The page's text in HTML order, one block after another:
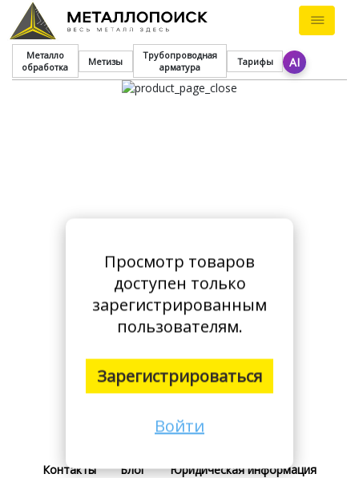
Металло
обработка
Метизы
Трубопроводная
арматура
Тарифы AI
Просмотр товаров
доступен только
зарегистрированным
пользователям.
Зарегистрироваться
Войти
Тарифы
Контакты Блог Юридическая информация